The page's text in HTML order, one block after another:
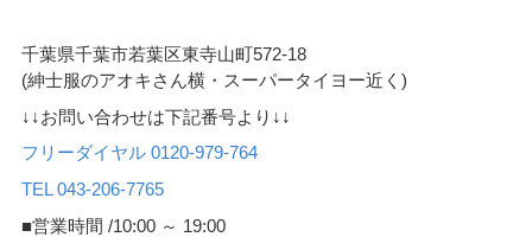
千葉県千葉市若葉区東寺山町572-18
(紳士服のアオキさん横・スーパータイヨー近く)
↓↓お問い合わせは下記番号より↓↓
フリーダイヤル 0120-979-764
TEL 043-206-7765
■営業時間 /10:00 ～ 19:00